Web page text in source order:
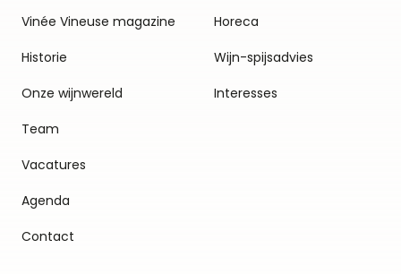
Vinée Vineuse magazine
Historie
Onze wijnwereld
Team
Vacatures
Agenda
Contact
Horeca
Wijn-spijsadvies
Interesses